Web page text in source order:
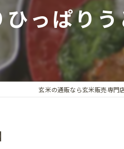
っぱり
玄米の通販なら玄米販売専門